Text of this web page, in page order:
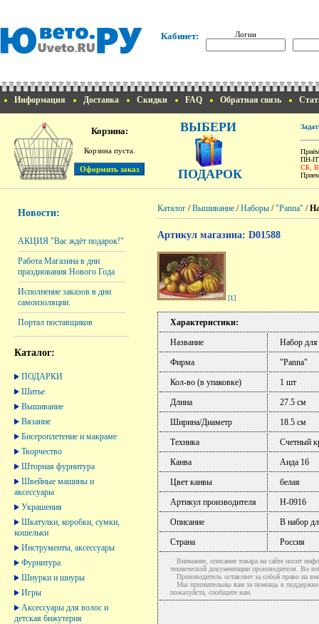
Кабинет: Логин
Информация Доставка Скидки FAQ Обратная связь
Корзина:
Корзина пуста.
ВЫБЕРИ
ПОДАРОК
ПН-
СБ,
Новости:
АКЦИЯ "Вас ждёт подарок!"
Работа Магазина в дни
празднования Нового Года
Исполнение заказов в дни
самоизоляции.
Портал поставщиков
Каталог:
ПОДАРКИ
Шитье
Вышивание
Вязание
Бисероплетение и макраме
Творчество
Шторная фурнитура
Швейные машины и
аксессуары
Украшения
Шкатулки, коробки, сумки,
кошельки
Инструменты, аксессуары
Фурнитура
Шнурки и шнуры
Игры
Аксессуары для волос и
детская бижутерия
Каталог /Вышивание /Наборы /"Panna" /
Артикул магазина: D01588
[1]
Характеристики:
Название
Набор
Фирма
"Panna"
Кол-во (в упаковке)
1 шт
Длина
27.5 см
Ширина/Диаметр
18.5 см
Техника
Счетный
Канва
Аида 16
Цвет канвы
белая
Артикул производителя
Н-0916
Описание
В набор
Страна
Россия
Внимание, описание товара на сайте носит
технической документации производителя. Во
Производитель оставляет за собой право на
Мы признательны вам за помощь в поддержке
пожалуйста, сообщите нам.